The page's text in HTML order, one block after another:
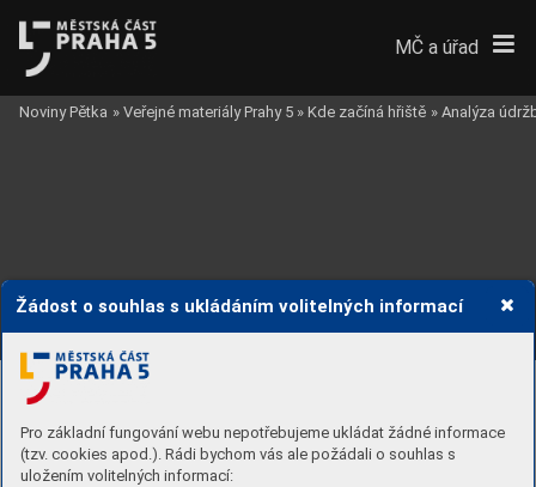
Žádost o souhlas s ukládáním volitelných informací
Pro základní fungování webu nepotřebujeme ukládat žádné informace
(tzv. cookies apod.). Rádi bychom vás ale požádali o souhlas s
uložením volitelných informací:
MČ a úřad
Noviny Pětka » Veřejné materiály Prahy 5 » Kde začíná hřiště » Analýza